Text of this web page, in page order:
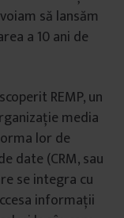
să lansăm
a 10 ani de
REMP, un
media
lor de
date (CRM, sau
se integra cu
informații